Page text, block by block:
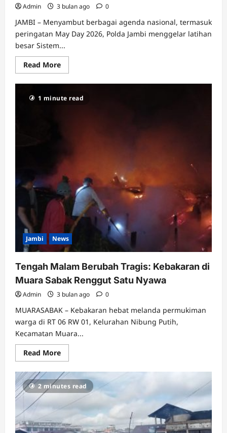
Admin 3 bulan ago 0
JAMBI – Menyambut berbagai agenda nasional, termasuk
peringatan May Day 2026, Polda Jambi menggelar latihan
besar Sistem...
Read MoreRead
more
Jelang
Day,
Pengamanan
Kota
1 minute read
Jambi News
Tengah Malam Berubah Tragis: Kebakaran di
Muara Sabak Renggut Satu Nyawa
Admin 3 bulan ago 0
MUARASABAK – Kebakaran hebat melanda permukiman
warga di RT 06 RW 01, Kelurahan Nibung Putih,
Kecamatan Muara...
Read MoreRead
more
Tengah
Malam
Berubah
Tragis:
Kebakaran
di
Muara
Sabak
Renggut
2 minutes read